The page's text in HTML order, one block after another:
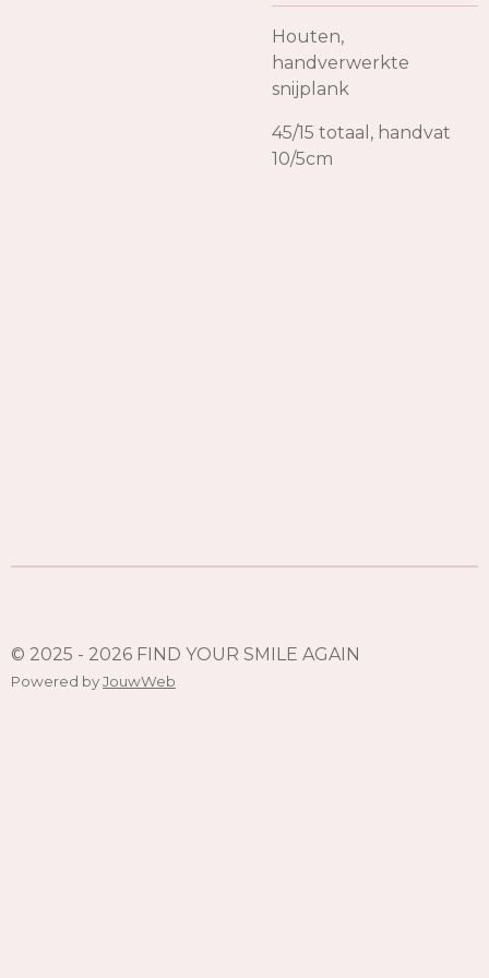
Houten,
handverwerkte
snijplank
45/15 totaal, handvat
10/5cm
© 2025 - 2026 FIND YOUR SMILE AGAIN
Powered byJouwWeb